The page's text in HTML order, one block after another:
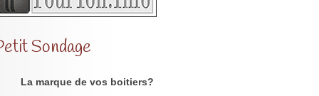
Sondage
La marque de vos boitiers?